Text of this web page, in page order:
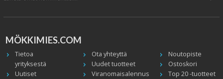
MÖKKIMIES.COM
Tietoa
yrityksestä
Ota yhteyttä
Noutopiste
Uudet tuotteet
Ostoskori
Uutiset
Viranomaisalennus Top 20 -tuotteet